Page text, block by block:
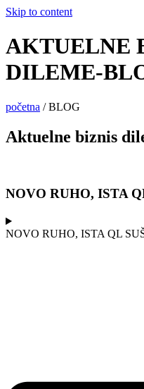
Skip to content
AKTUELNE
DILEME-
početna / BLOG
Aktuelne biznis
NOVO RUHO, ISTA
NOVO RUHO, ISTA QL